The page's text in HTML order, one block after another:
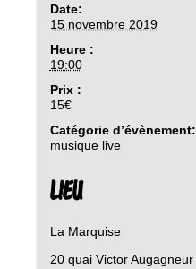
Date:
15 novembre 2019
Heure :
19:00
Prix :
15€
Catégorie d’évènement:
musique live
LIEU
La Marquise
20 quai Victor Augagneur